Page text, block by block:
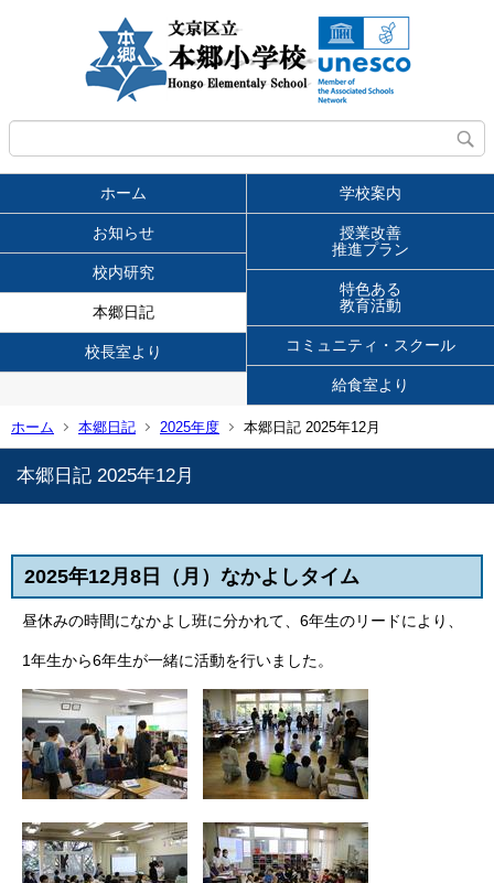
ホーム 学校案内
お知らせ
授業改善
推進プラン
校内研究
特色ある
教育活動
本郷日記
コミュニティ・スクール
校長室より
給食室より
ホーム 本郷日記 2025年度 本郷日記 2025年12月
本郷日記 2025年12月
2025年12月8日（月）なかよしタイム
昼休みの時間になかよし班に分かれて、6年生のリードにより、
1年生から6年生が一緒に活動を行いました。